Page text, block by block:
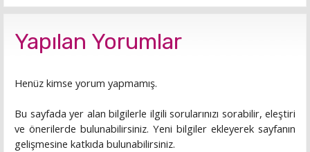
Yapılan Yorumlar
Henüz kimse yorum yapmamış.
Bu sayfada yer alan bilgilerle ilgili sorularınızı sorabilir, eleştiri
ve önerilerde bulunabilirsiniz. Yeni bilgiler ekleyerek sayfanın
gelişmesine katkıda bulunabilirsiniz.